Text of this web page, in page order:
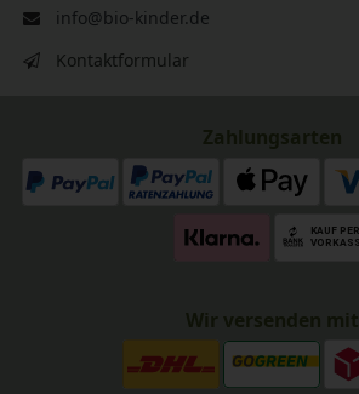
info@bio-kinder.de
Kontaktformular
Zahlungsarten
Wir versenden mit